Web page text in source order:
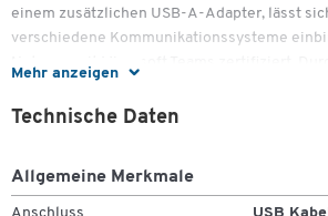
Mehr anzeigen
einem zusätzlichen USB-A-Adapter, lässt
verschiedene Kommunikationssysteme
Nutzung mit Microsoft Teams zertifiziert.
mit allen gängigen Unified Communications-
Das Headset kombiniert EPOS Voice™
Technische Daten
Allgemeine Merkmale